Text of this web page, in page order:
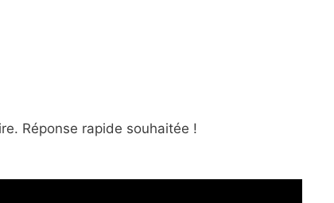
Réponse rapide souhaitée !